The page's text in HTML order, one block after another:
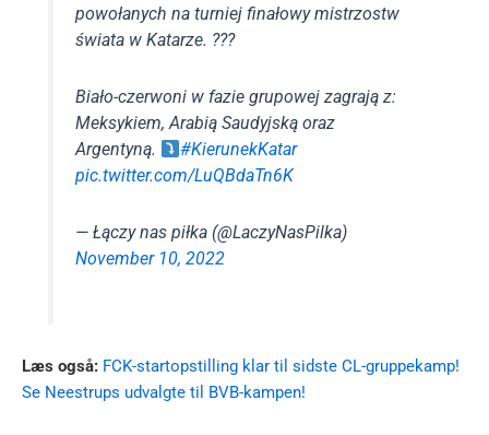
powołanych na turniej finałowy mistrzostw
świata w Katarze. ???
Biało-czerwoni w fazie grupowej zagrają z:
Meksykiem, Arabią Saudyjską oraz
Argentyną.
#KierunekKatar
pic.twitter.com/LuQBdaTn6K
— Łączy nas piłka (@LaczyNasPilka)
November 10, 2022
Læs også: FCK-startopstilling klar til sidste CL-gruppekamp!
Se Neestrups udvalgte til BVB-kampen!